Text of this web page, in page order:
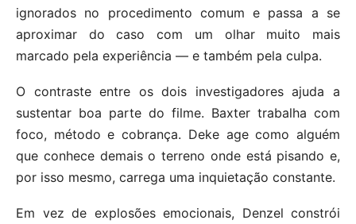
ignorados no procedimento comum e passa a se
aproximar do caso com um olhar muito mais
marcado pela experiência — e também pela culpa.
O contraste entre os dois investigadores ajuda a
sustentar boa parte do filme. Baxter trabalha com
foco, método e cobrança. Deke age como alguém
que conhece demais o terreno onde está pisando e,
por isso mesmo, carrega uma inquietação constante.
Em vez de explosões emocionais, Denzel constrói